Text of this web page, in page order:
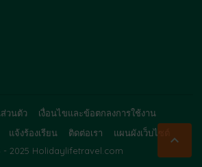
- 2025 Holidaylifetravel.com
วนตัว
เงื่อนไขและข้อตกลงการใช้งาน
แจ้งร้องเรียน ติดต่อเรา แผนผังเว็บไซต์ 